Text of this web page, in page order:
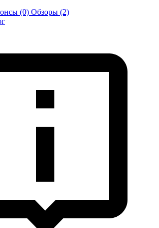
(0) Обзоры (2)